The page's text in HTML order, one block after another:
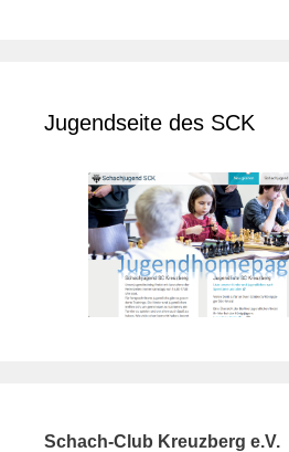
Jugendseite des SCK
Schach-Club Kreuzberg e.V.